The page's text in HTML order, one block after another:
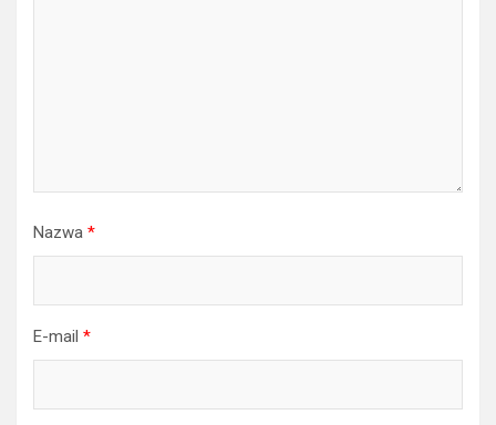
Nazwa *
E-mail *